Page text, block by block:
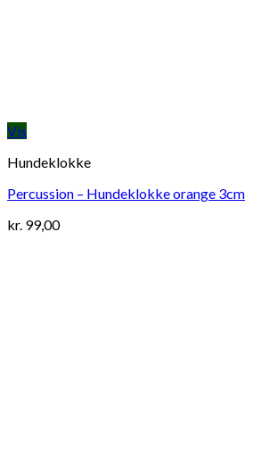
Vis
Hundeklokke
Percussion – Hundeklokke orange 3cm
kr. 99,00